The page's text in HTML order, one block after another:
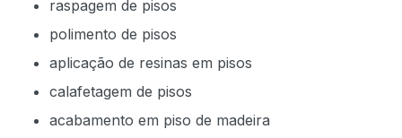
raspagem de pisos
polimento de pisos
aplicação de resinas em pisos
calafetagem de pisos
acabamento em piso de madeira